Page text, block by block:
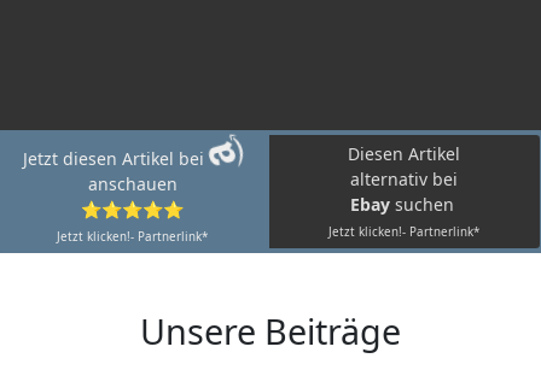
Jetzt diesen Artikel bei
anschauen
⭐⭐⭐⭐⭐
Jetzt klicken!- Partnerlink*
Diesen Artikel
alternativ bei
Ebay suchen
Jetzt klicken!- Partnerlink*
Unsere Beiträge